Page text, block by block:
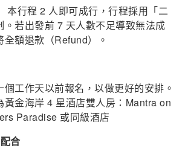
本行程 2 人即可成行，行程採用「二
。若出發前 7 天人數不足導致無法成
全額退款（Refund）。
個工作天以前報名，以做更好的安排。
黃金海岸 4 星酒店雙人房：Mantra on
Paradise 或同級酒店
合